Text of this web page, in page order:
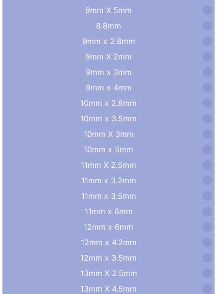
9mm X 5mm
8.8mm
9mm x 2.8mm
9mm X 2mm
9mm x 3mm
9mm x 4mm
10mm x 2.8mm
10mm x 3.5mm
10mm X 3mm
10mm x 5mm
11mm X 2.5mm
11mm x 3.2mm
11mm x 3.5mm
11mm x 6mm
12mm x 6mm
12mm x 4.2mm
12mm x 3.5mm
13mm X 2.5mm
13mm X 4.5mm